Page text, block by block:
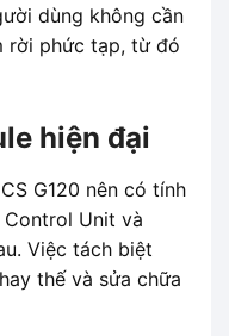
dùng không cần
rời phức tạp, từ đó
hiện đại
G120 nên có tính
Unit và
Việc tách biệt
thế và sửa chữa